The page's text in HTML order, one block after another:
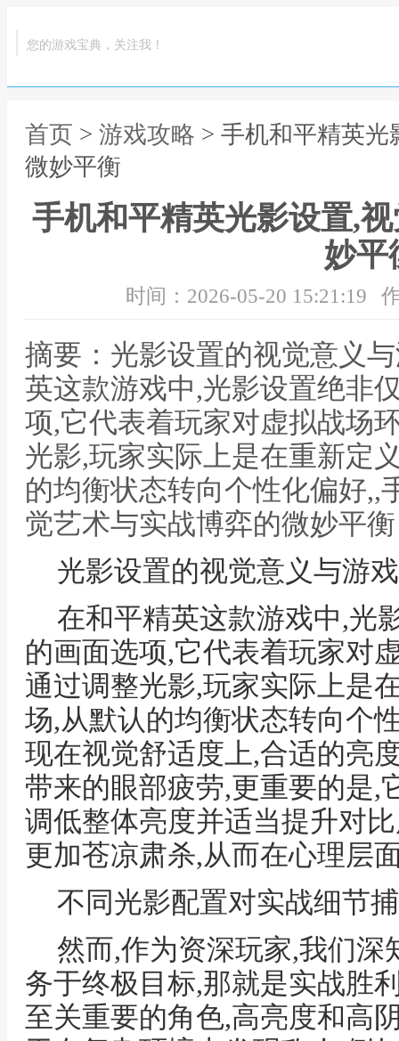
您的游戏宝典，关注我！
首页 > 游戏攻略 > 手机和平精英
微妙平衡
手机和平精英光影设置,
妙平
时间：2026-05-20 15:21:19
摘要：光影设置的视觉意义
英这款游戏中,光影设置绝非
项,它代表着玩家对虚拟战场
光影,玩家实际上是在重新定
的均衡状态转向个性化偏好,,
觉艺术与实战博弈的微妙平衡
光影设置的视觉意义与游
在和平精英这款游戏中,光
的画面选项,它代表着玩家对
通过调整光影,玩家实际上是
场,从默认的均衡状态转向个
现在视觉舒适度上,合适的亮
带来的眼部疲劳,更重要的是,
调低整体亮度并适当提升对
更加苍凉肃杀,从而在心理层
不同光影配置对实战细节
然而,作为资深玩家,我们深
务于终极目标,那就是实战胜
至关重要的角色,高亮度和高